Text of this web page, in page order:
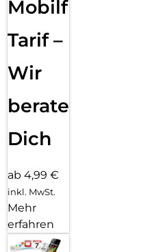
Mobilfunk
Tarif –
Wir
beraten
Dich
ab 4,99 €
inkl. MwSt.
Mehr
erfahren